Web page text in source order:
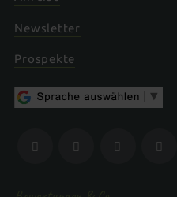
Newsletter
Prospekte